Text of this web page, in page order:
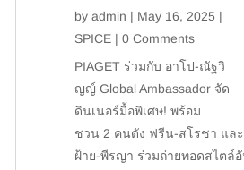
by admin | May 16, 2025|
SPICE| 0 Comments
PIAGET ร่วมกับ อาโป-ณัฐวิ
ญญ์ Global Ambassador จัด
ดินเนอร์มื้อพิเศษ! พร้อม
ชวน 2 คนดัง ฟรีน-สโรชา และ
ฝ้าย-พีรญา ร่วมถ่ายทอดสไตล์